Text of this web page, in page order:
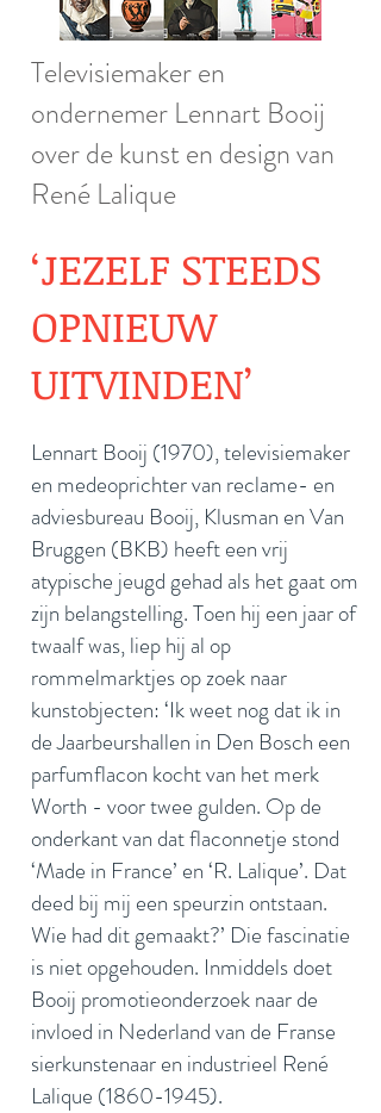
Televisiemaker en
ondernemer Lennart Booij
over de kunst en design van
René Lalique
‘JEZELF STEEDS
OPNIEUW
UITVINDEN’
Lennart Booij (1970), televisiemaker
en medeoprichter van reclame- en
adviesbureau Booij, Klusman en Van
Bruggen (BKB) heeft een vrij
atypische jeugd gehad als het gaat om
zijn belangstelling. Toen hij een jaar of
twaalf was, liep hij al op
rommelmarktjes op zoek naar
kunstobjecten: ‘Ik weet nog dat ik in
de Jaarbeurshallen in Den Bosch een
parfumflacon kocht van het merk
Worth - voor twee gulden. Op de
onderkant van dat flaconnetje stond
‘Made in France’ en ‘R. Lalique’. Dat
deed bij mij een speurzin ontstaan.
Wie had dit gemaakt?’ Die fascinatie
is niet opgehouden. Inmiddels doet
Booij promotieonderzoek naar de
invloed in Nederland van de Franse
sierkunstenaar en industrieel René
Lalique (1860-1945).